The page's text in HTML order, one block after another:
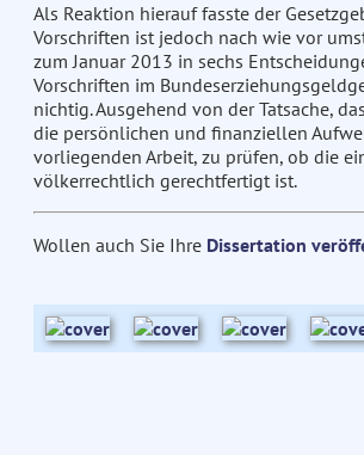
Als Reaktion hierauf fasste der
Vorschriften ist jedoch nach wie vor
zum Januar 2013 in sechs
Vorschriften im
nichtig. Ausgehend von der Tatsache,
die persönlichen und finanziellen
vorliegenden Arbeit, zu prüfen, ob die
völkerrechtlich gerechtfertigt ist.
Wollen auch Sie Ihre Dissertation